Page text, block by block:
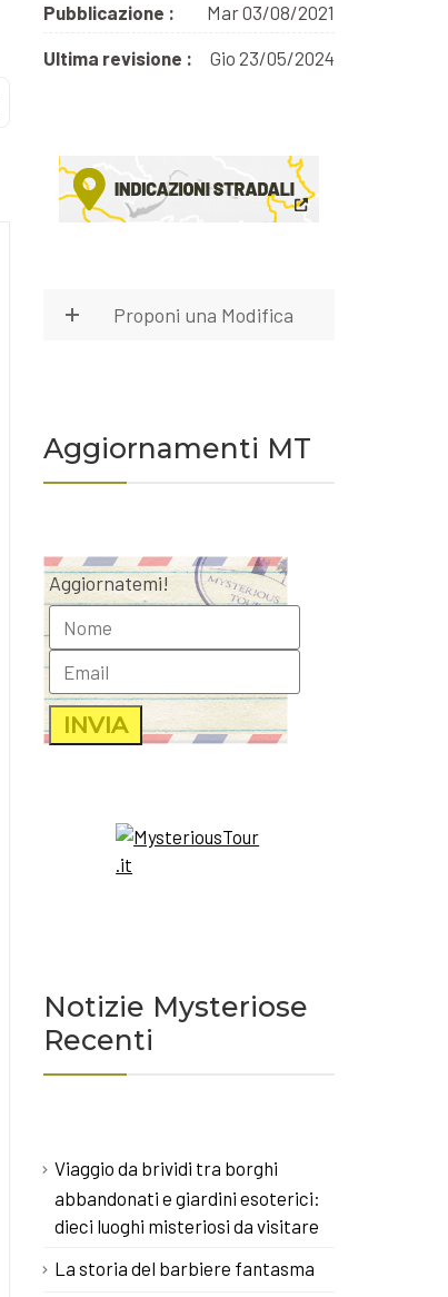
Pubblicazione : Mar 03/08/2021
Ultima revisione : Gio 23/05/2024
Proponi una Modifica
Aggiornamenti MT
Aggiornatemi!
Notizie Mysteriose
Recenti
Viaggio da brividi tra borghi
abbandonati e giardini esoterici:
dieci luoghi misteriosi da visitare
La storia del barbiere fantasma